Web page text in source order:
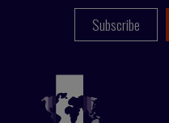
Subscribe